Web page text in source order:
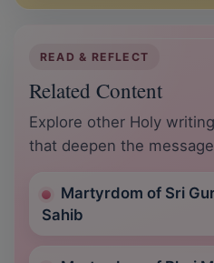
READ & REFLECT
Related Content
Explore other Holy
that deepen the
Martyrdom of Sri
Sahib